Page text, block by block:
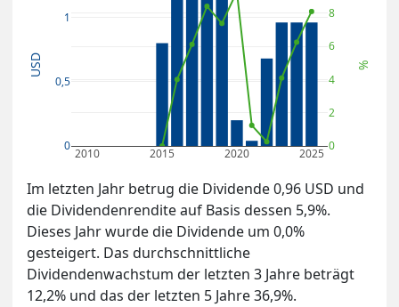
2010 2015 2020 2025
0
0,5
1
0
2
4
6
8
USD %
Im letzten Jahr betrug die Dividende 0,96 USD und
die Dividendenrendite auf Basis dessen 5,9%.
Dieses Jahr wurde die Dividende um 0,0%
gesteigert. Das durchschnittliche
Dividendenwachstum der letzten 3 Jahre beträgt
12,2% und das der letzten 5 Jahre 36,9%.